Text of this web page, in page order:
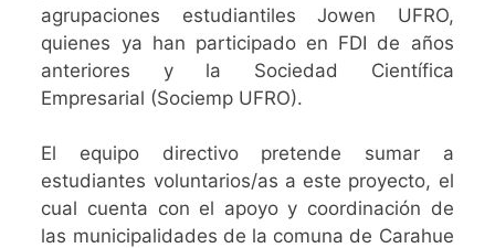
agrupaciones estudiantiles Jowen UFRO,
quienes ya han participado en FDI de años
anteriores y la Sociedad Científica
Empresarial (Sociemp UFRO).
El equipo directivo pretende sumar a
estudiantes voluntarios/as a este proyecto, el
cual cuenta con el apoyo y coordinación de
las municipalidades de la comuna de Carahue